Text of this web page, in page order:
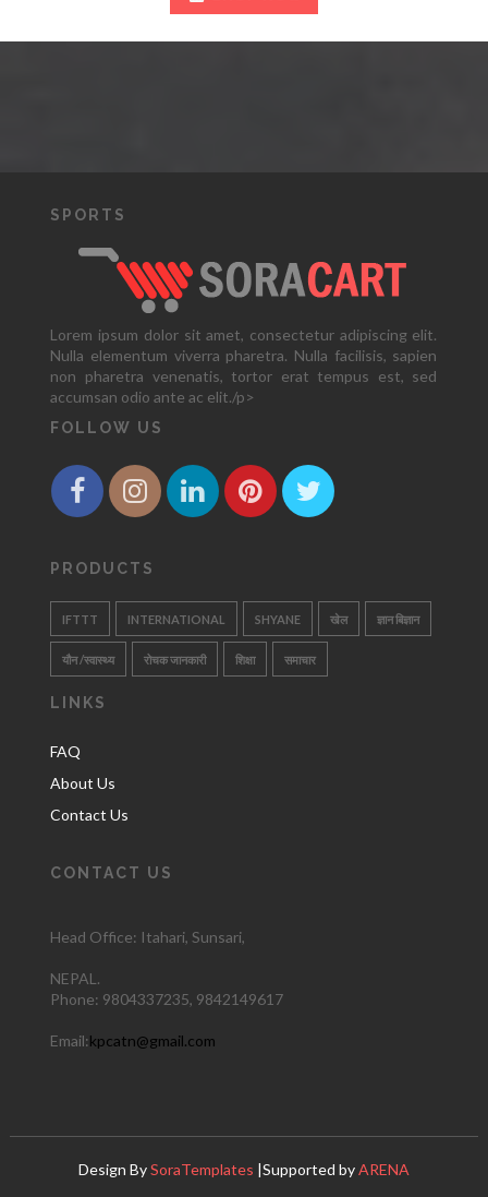
SPORTS
Lorem ipsum dolor sit amet, consectetur adipiscing elit.
Nulla elementum viverra pharetra. Nulla facilisis, sapien
non pharetra venenatis, tortor erat tempus est, sed
accumsan odio ante ac elit./p>
FOLLOW US
PRODUCTS
IFTTT INTERNATIONAL SHYANE खेल ज्ञान बिज्ञान
यौन /स्वास्थ्य रोचक जानकारी शिक्षा समाचार
LINKS
FAQ
About Us
Contact Us
CONTACT US
Head Office: Itahari, Sunsari,
NEPAL.
Phone: 9804337235, 9842149617
Email:kpcatn@gmail.com
Design BySoraTemplates |Supported byARENA